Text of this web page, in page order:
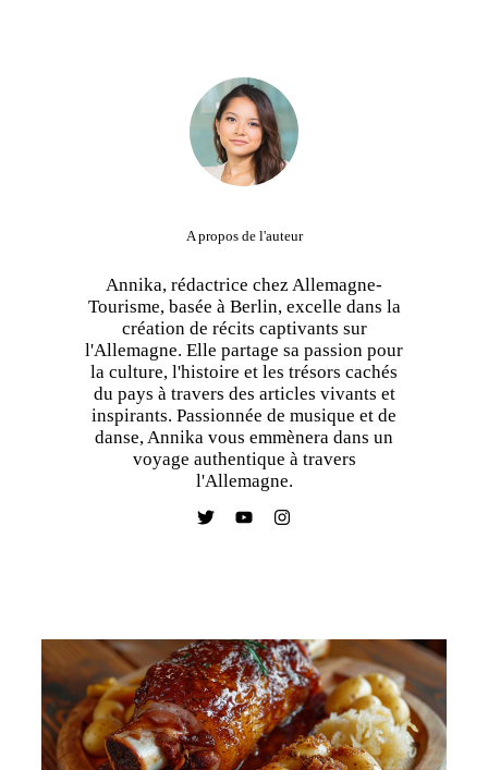
A propos de l'auteur
Annika, rédactrice chez Allemagne-
Tourisme, basée à Berlin, excelle dans la
création de récits captivants sur
l'Allemagne. Elle partage sa passion pour
la culture, l'histoire et les trésors cachés
du pays à travers des articles vivants et
inspirants. Passionnée de musique et de
danse, Annika vous emmènera dans un
voyage authentique à travers
l'Allemagne.